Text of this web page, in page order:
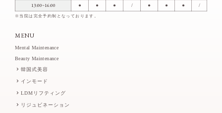
13:00~16:00 ● ● ● / ● ● ● /
※当院は完全予約制となっております。
MENU
Mental Maintenance
Beauty Maintenance
韓国式美容
インモード
LDMリフティング
リジュビネーション